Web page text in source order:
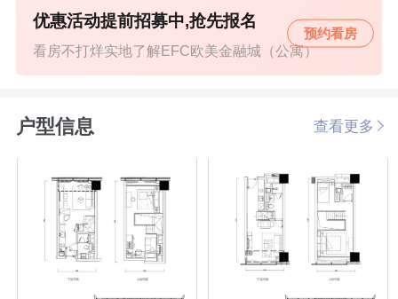
看房不打烊实地了解EFC欧美金融城（公寓）
优惠活动提前招募中,抢先报名
预约看房
户型信息 查看更多